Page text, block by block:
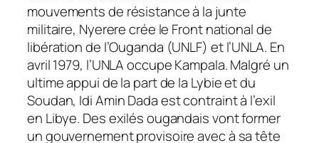
mouvements de résistance à la junte
militaire, Nyerere crée le Front national de
libération de l’Ouganda (UNLF) et l’UNLA. En
avril 1979, l’UNLA occupe Kampala. Malgré un
ultime appui de la part de la Lybie et du
Soudan, Idi Amin Dada est contraint à l’exil
en Libye. Des exilés ougandais vont former
un gouvernement provisoire avec à sa tête